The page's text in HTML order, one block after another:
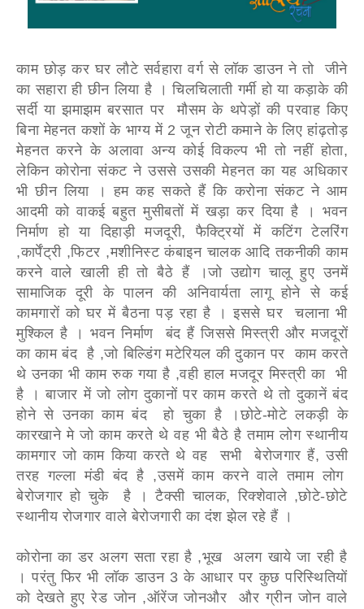
काम छोड़ कर घर लौटे सर्वहारा वर्ग से लॉक डाउन ने तो जीने
का सहारा ही छीन लिया है । चिलचिलाती गर्मी हो या कड़ाके की
सर्दी या झमाझम बरसात पर मौसम के थपेड़ों की परवाह किए
बिना मेहनत कशों के भाग्य में 2 जून रोटी कमाने के लिए हांढ़तोड़
मेहनत करने के अलावा अन्य कोई विकल्प भी तो नहीं होता,
लेकिन कोरोना संकट ने उससे उसकी मेहनत का यह अधिकार
भी छीन लिया । हम कह सकते हैं कि करोना संकट ने आम
आदमी को वाकई बहुत मुसीबतों में खड़ा कर दिया है । भवन
निर्माण हो या दिहाड़ी मजदूरी, फैक्ट्रियों में कटिंग टेलरिंग
,कार्पेंट्री ,फिटर ,मशीनिस्ट कंबाइन चालक आदि तकनीकी काम
करने वाले खाली ही तो बैठे हैं ।जो उद्योग चालू हुए उनमें
सामाजिक दूरी के पालन की अनिवार्यता लागू होने से कई
कामगारों को घर में बैठना पड़ रहा है । इससे घर चलाना भी
मुश्किल है । भवन निर्माण बंद हैं जिससे मिस्त्री और मजदूरों
का काम बंद है ,जो बिल्डिंग मटेरियल की दुकान पर काम करते
थे उनका भी काम रुक गया है ,वही हाल मजदूर मिस्त्री का भी
है । बाजार में जो लोग दुकानों पर काम करते थे तो दुकानें बंद
होने से उनका काम बंद हो चुका है ।छोटे-मोटे लकड़ी के
कारखाने मे जो काम करते थे वह भी बैठे है तमाम लोग स्थानीय
कामगार जो काम किया करते थे वह सभी बेरोजगार हैं, उसी
तरह गल्ला मंडी बंद है ,उसमें काम करने वाले तमाम लोग
बेरोजगार हो चुके है । टैक्सी चालक, रिक्शेवाले ,छोटे-छोटे
स्थानीय रोजगार वाले बेरोजगारी का दंश झेल रहे हैं ।
कोरोना का डर अलग सता रहा है ,भूख अलग खाये जा रही है
। परंतु फिर भी लॉक डाउन 3 के आधार पर कुछ परिस्थितियों
को देखते हुए रेड जोन ,ऑरेंज जोनऔर और ग्रीन जोन वाले